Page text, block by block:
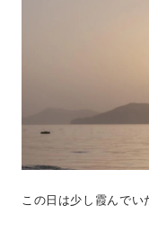
この日は少し霞んでい